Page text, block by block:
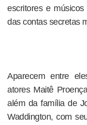
escritores e
das contas secretas
Aparecem entre
atores Maitê
além da família de
Waddington, com